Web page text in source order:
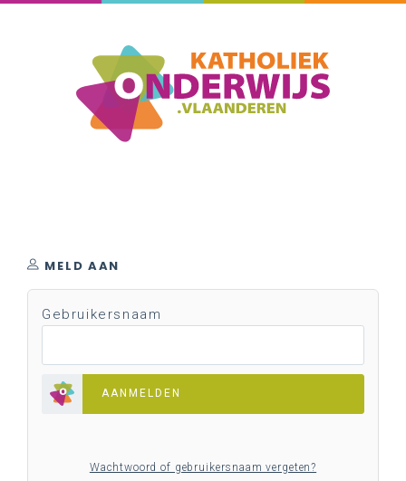
MELD AAN
Gebruikersnaam
AANMELDEN
Wachtwoord of gebruikersnaam vergeten?